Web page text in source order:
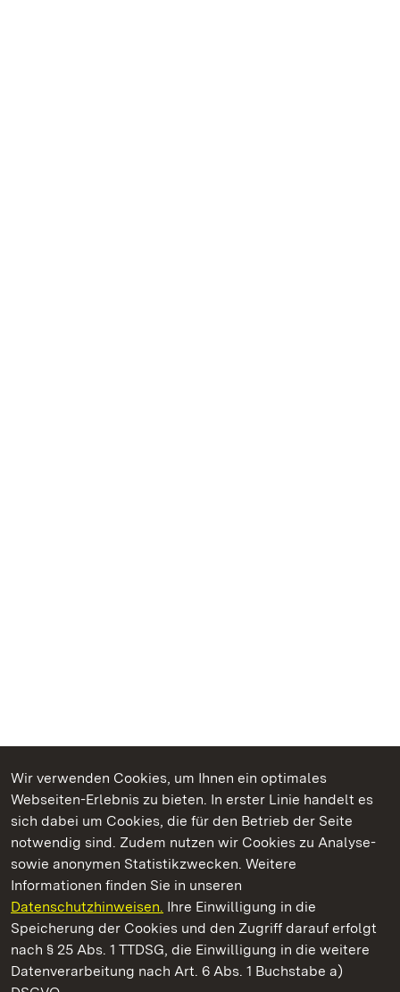
Wir verwenden Cookies, um Ihnen ein optimales
Webseiten-Erlebnis zu bieten. In erster Linie handelt es
sich dabei um Cookies, die für den Betrieb der Seite
notwendig sind. Zudem nutzen wir Cookies zu Analyse-
sowie anonymen Statistikzwecken. Weitere
Informationen finden Sie in unseren
Datenschutzhinweisen. Ihre Einwilligung in die
Speicherung der Cookies und den Zugriff darauf erfolgt
nach § 25 Abs. 1 TTDSG, die Einwilligung in die weitere
Datenverarbeitung nach Art. 6 Abs. 1 Buchstabe a)
Kommen. Staunen. Genießen.
Botanischer Garten Karlsruhe
Staatliche Schlösser und Gärten Baden-Württemberg